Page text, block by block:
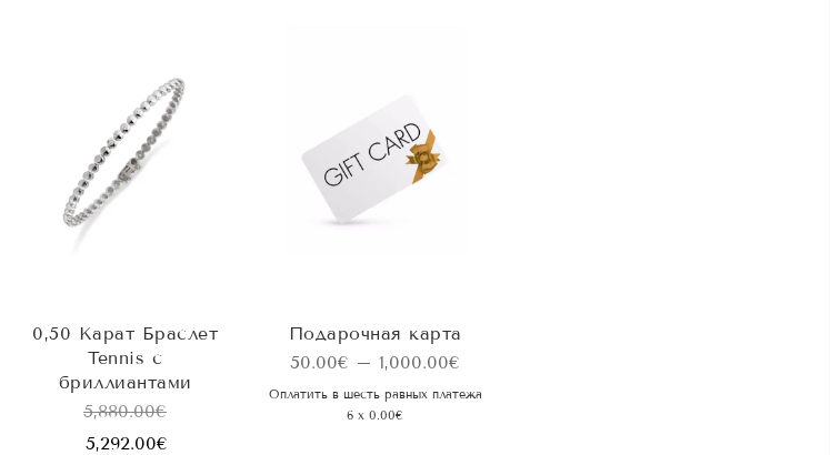
0,50 Карат Браслет
Tennis с
бриллиантами
5,880.00€
5,292.00€
Подарочная карта
50.00€ – 1,000.00€
цен:
Оплатить в шесть равных платежа
6 x 0.00€